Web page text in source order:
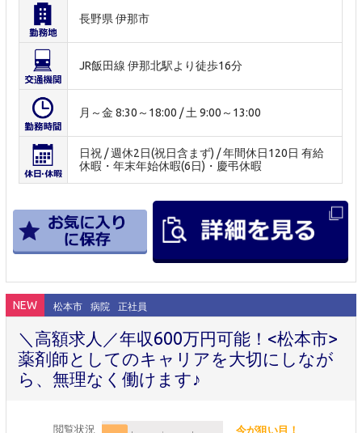
長野県 伊那市
JR飯田線 伊那北駅より徒歩16分
月～金 8:30～18:00 / 土 9:00～13:00
日祝 / 週休2日(祝日含まず) / 年間休日120日 有給
休暇・年末年始休暇(6日)・慶弔休暇
NEW 松本市 病院 正社員
＼高額求人／年収600万円可能！<松本市>
薬剤師としてのキャリアを大切にしなが
ら、無理なく働けます♪
閲覧状況 今が狙い目！